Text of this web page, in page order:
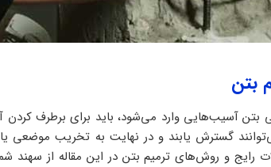
بتن
آسیب‌هایی وارد‌ می‌شود، باید برای برطرف کردن
گسترش یابند و در نهایت به تخریب موضعی
رایج و روش‌های ترمیم بتن در این مقاله از